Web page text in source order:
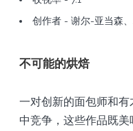
创作者 - 谢尔-亚当森
不可能的烘焙
一对创新的面包师和
中竞争，这些作品既